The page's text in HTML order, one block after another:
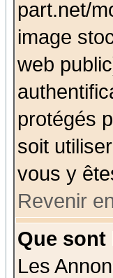
part.net/
image
web
protégés
soit
vous y
Revenir
Que sont
Les